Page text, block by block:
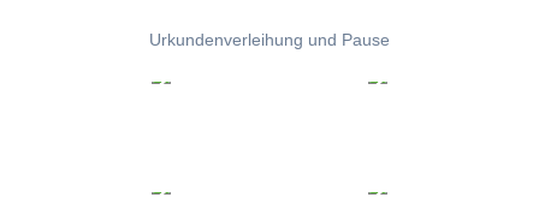
Urkundenverleihung und Pause